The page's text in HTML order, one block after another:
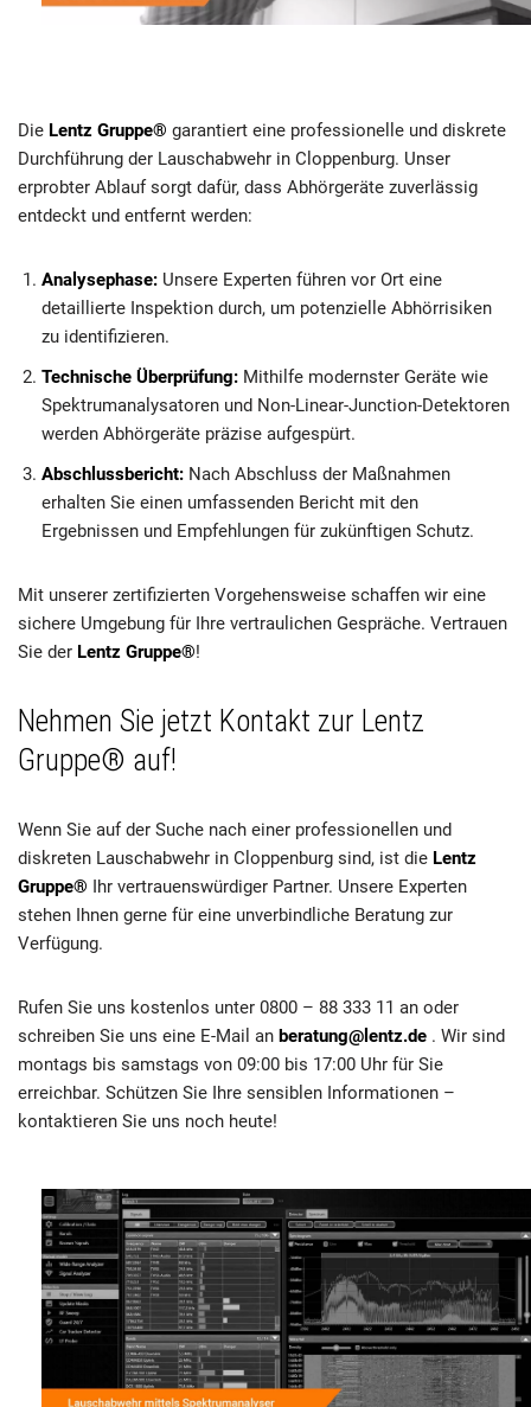
Die Lentz Gruppe® garantiert eine professionelle und diskrete
Durchführung der Lauschabwehr in Cloppenburg. Unser
erprobter Ablauf sorgt dafür, dass Abhörgeräte zuverlässig
entdeckt und entfernt werden:
Analysephase: Unsere Experten führen vor Ort eine
detaillierte Inspektion durch, um potenzielle Abhörrisiken
zu identifizieren.
Technische Überprüfung: Mithilfe modernster Geräte wie
Spektrumanalysatoren und Non-Linear-Junction-Detektoren
werden Abhörgeräte präzise aufgespürt.
Abschlussbericht: Nach Abschluss der Maßnahmen
erhalten Sie einen umfassenden Bericht mit den
Ergebnissen und Empfehlungen für zukünftigen Schutz.
Mit unserer zertifizierten Vorgehensweise schaffen wir eine
sichere Umgebung für Ihre vertraulichen Gespräche. Vertrauen
Sie der Lentz Gruppe®!
Nehmen Sie jetzt Kontakt zur Lentz
Gruppe® auf!
Wenn Sie auf der Suche nach einer professionellen und
diskreten Lauschabwehr in Cloppenburg sind, ist die Lentz
Gruppe® Ihr vertrauenswürdiger Partner. Unsere Experten
stehen Ihnen gerne für eine unverbindliche Beratung zur
Verfügung.
Rufen Sie uns kostenlos unter 0800 – 88 333 11 an oder
schreiben Sie uns eine E-Mail an beratung@lentz.de . Wir sind
montags bis samstags von 09:00 bis 17:00 Uhr für Sie
erreichbar. Schützen Sie Ihre sensiblen Informationen –
kontaktieren Sie uns noch heute!